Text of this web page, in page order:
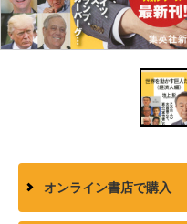
オンライン書店で購入